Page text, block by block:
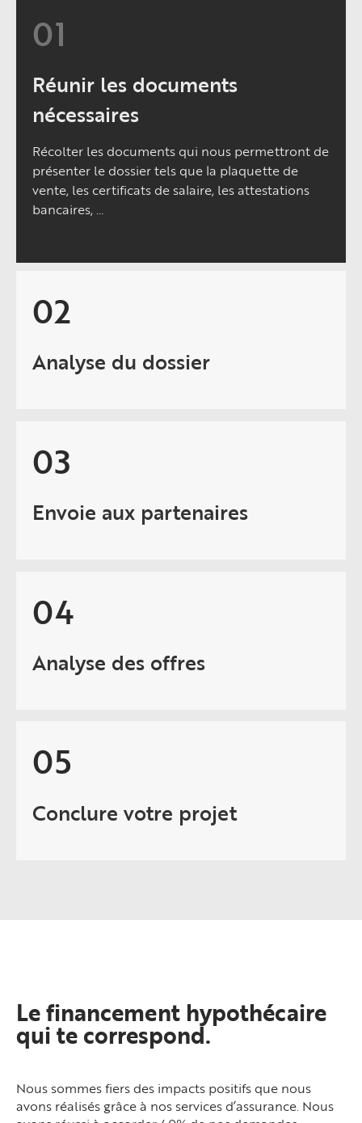
01
Réunir les documents
nécessaires
Récolter les documents qui nous permettront de
présenter le dossier tels que la plaquette de
vente, les certificats de salaire, les attestations
bancaires, …
02
Analyse du dossier
03
Envoie aux partenaires
04
Analyse des offres
05
Conclure votre projet
Le financement hypothécaire
qui te correspond.
Nous sommes fiers des impacts positifs que nous
avons réalisés grâce à nos services d’assurance. Nous